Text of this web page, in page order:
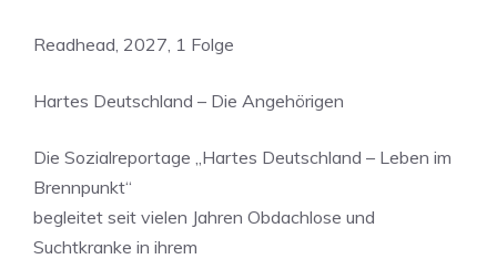
Readhead, 2027, 1 Folge
Hartes Deutschland – Die Angehörigen
Die Sozialreportage „Hartes Deutschland – Leben im
Brennpunkt“
begleitet seit vielen Jahren Obdachlose und
Suchtkranke in ihrem